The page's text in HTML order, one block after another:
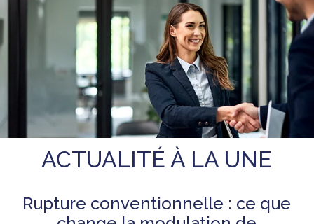
ACTUALITÉ À LA UNE
Rupture conventionnelle : ce que